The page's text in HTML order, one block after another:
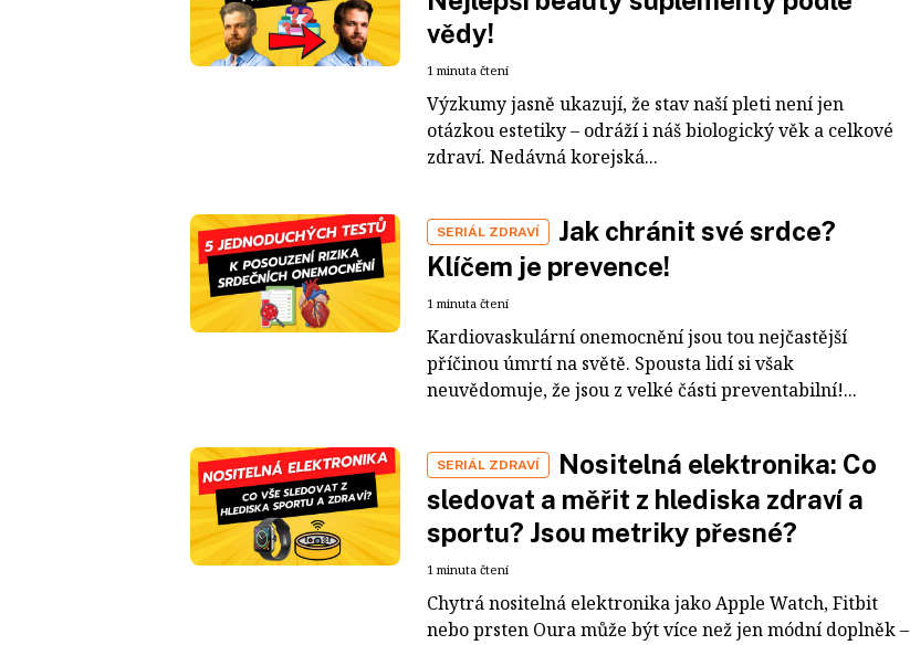
vědy!
1 minuta čtení
Výzkumy jasně ukazují, že stav naší pleti není jen
otázkou estetiky – odráží i náš biologický věk a celkové
zdraví. Nedávná korejská...
SERIÁL ZDRAVÍ
Jak chránit své srdce?
Klíčem je prevence!
1 minuta čtení
Kardiovaskulární onemocnění jsou tou nejčastější
příčinou úmrtí na světě. Spousta lidí si však
neuvědomuje, že jsou z velké části preventabilní!...
SERIÁL ZDRAVÍ
Nositelná elektronika: Co
sledovat a měřit z hlediska zdraví a
sportu? Jsou metriky přesné?
1 minuta čtení
Chytrá nositelná elektronika jako Apple Watch, Fitbit
nebo prsten Oura může být více než jen módní doplněk –